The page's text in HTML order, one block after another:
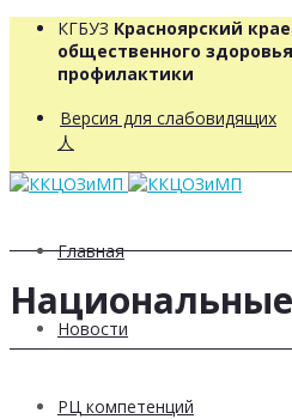
КГБУЗ Красноярский
общественного
профилактики
Версия для слабовидящих
人
Главная
Новости
РЦ компетенций